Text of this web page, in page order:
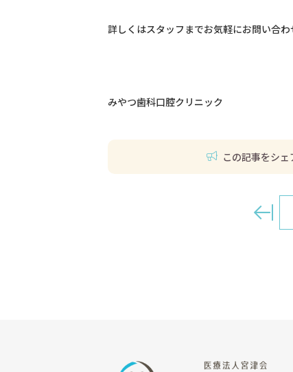
詳しくはスタッフまでお気軽にお問い合わ
みやつ歯科口腔クリニック
この記事をシェ